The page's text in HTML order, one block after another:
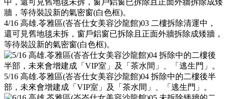
4/16 高雄.苓雅區(峇峇仕女美容沙龍館)03 二樓拆除清運中，
還可見舊地毯未拆，窗戶鋁窗已拆除且正面外牆拆除成矮牆，
等待裝設新的氣密窗(白色框)。
5/16 高雄.苓雅區(峇峇仕女美容沙龍館)04 拆除中的二樓後半
部，未來會增建成「VIP室」及「茶水間」、「逃生門」。